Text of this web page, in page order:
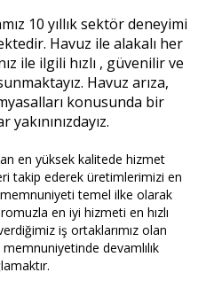
10 yıllık sektör deneyimi
Havuz ile alakalı her
ile ilgili hızlı , güvenilir ve
Havuz arıza,
konusunda bir
en yüksek kalitede hizmet
takip ederek üretimlerimizi en
temel ilke olarak
en iyi hizmeti en hızlı
iş ortaklarımız olan
devamlılık